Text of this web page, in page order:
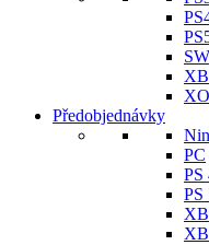
Předobjednávky
PC
PS
PS